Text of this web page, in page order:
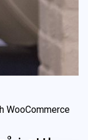
WooCommerce